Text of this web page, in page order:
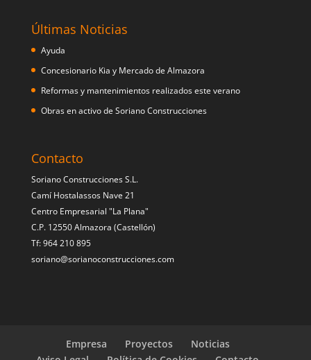
Últimas Noticias
Ayuda
Concesionario Kia y Mercado de Almazora
Reformas y mantenimientos realizados este verano
Obras en activo de Soriano Construcciones
Contacto
Soriano Construcciones S.L.
Camí Hostalassos Nave 21
Centro Empresarial "La Plana"
C.P. 12550 Almazora (Castellón)
Tf: 964 210 895
soriano@sorianoconstrucciones.com
Empresa Proyectos
Noticias